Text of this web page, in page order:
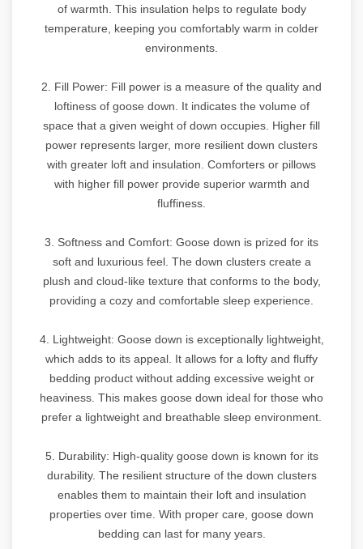
of warmth. This insulation helps to regulate body
temperature, keeping you comfortably warm in colder
environments.
2. Fill Power: Fill power is a measure of the quality and
loftiness of goose down. It indicates the volume of
space that a given weight of down occupies. Higher fill
power represents larger, more resilient down clusters
with greater loft and insulation. Comforters or pillows
with higher fill power provide superior warmth and
fluffiness.
3. Softness and Comfort: Goose down is prized for its
soft and luxurious feel. The down clusters create a
plush and cloud-like texture that conforms to the body,
providing a cozy and comfortable sleep experience.
4. Lightweight: Goose down is exceptionally lightweight,
which adds to its appeal. It allows for a lofty and fluffy
bedding product without adding excessive weight or
heaviness. This makes goose down ideal for those who
prefer a lightweight and breathable sleep environment.
5. Durability: High-quality goose down is known for its
durability. The resilient structure of the down clusters
enables them to maintain their loft and insulation
properties over time. With proper care, goose down
bedding can last for many years.